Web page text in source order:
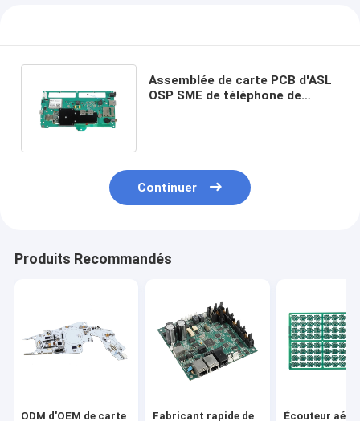
Assemblée de carte PCB d'ASL
OSP SME de téléphone de
Continuer
Produits Recommandés
ODM d'OEM de carte Fabricant rapide de Écouteur